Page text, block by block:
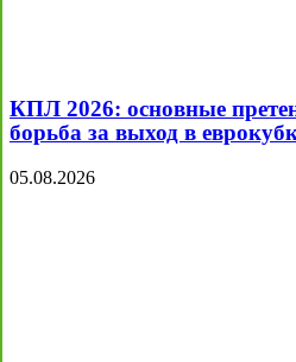
КПЛ 2026: основные
борьба за выход в
05.08.2026